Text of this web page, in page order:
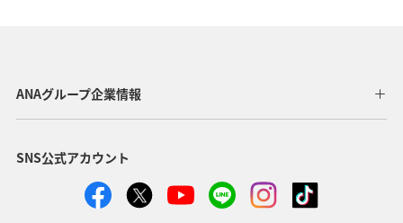
長崎県 沖縄県 自然・植物 神奈川県
兵庫県 お祭り・イベント
フォトジェニックな写真を撮る 福島県 茨城県
ANAグループ企業情報
SNS公式アカウント